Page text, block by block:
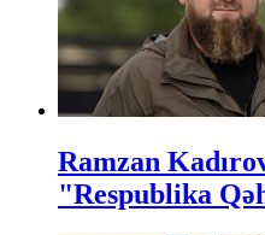
Ramzan
"Respublika